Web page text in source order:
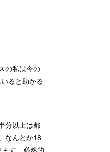
の私は今の
ると助かる
分以上は都
なんとか18
す。必然的